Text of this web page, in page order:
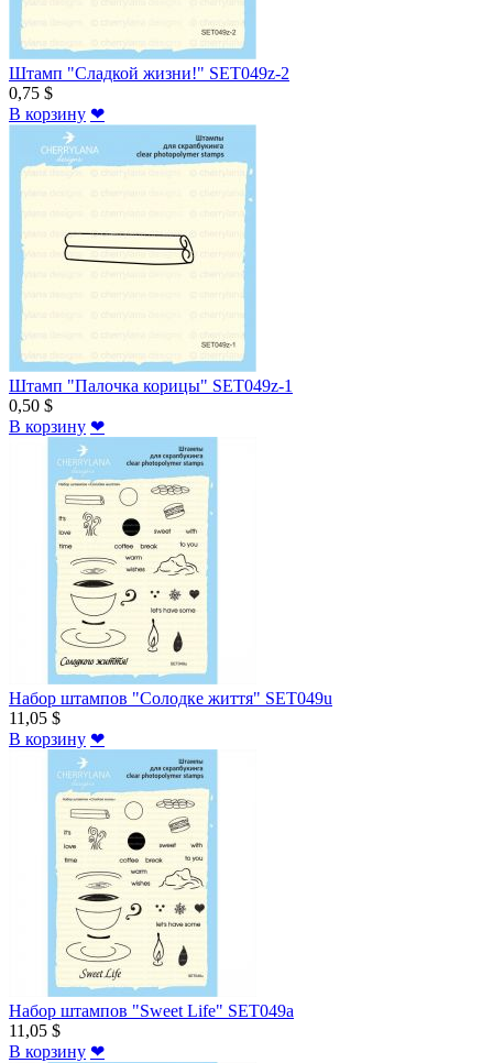
Штамп "Сладкой жизни!" SET049z-2
0,75 $
В корзину ❤
Штамп "Палочка корицы" SET049z-1
0,50 $
В корзину ❤
Набор штампов "Солодке життя" SET049u
11,05 $
В корзину ❤
Набор штампов "Sweet Life" SET049a
11,05 $
В корзину ❤